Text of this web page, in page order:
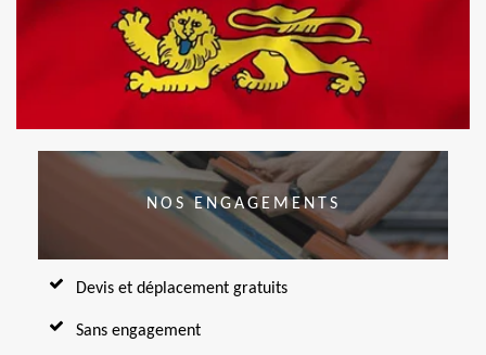
NOS ENGAGEMENTS
Devis et déplacement gratuits
Sans engagement